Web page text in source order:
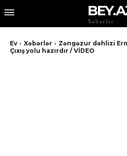
Xəbərlər
Ev Xəbərlər
Zəngəzur dəhlizi
Çıxış yolu hazırdır / VİDEO